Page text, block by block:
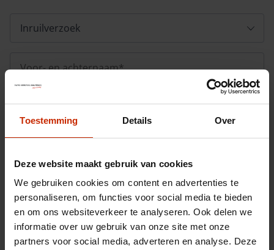
Toestemming Details Over
Deze website maakt gebruik van cookies
We gebruiken cookies om content en advertenties te
personaliseren, om functies voor social media te bieden
en om ons websiteverkeer te analyseren. Ook delen we
informatie over uw gebruik van onze site met onze
partners voor social media, adverteren en analyse. Deze